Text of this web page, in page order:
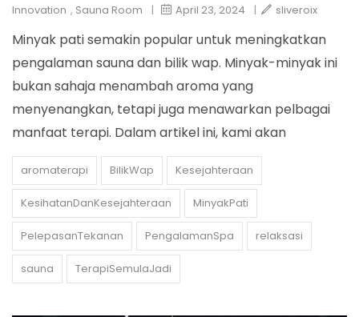
Innovation , Sauna Room | April 23, 2024 | sliveroix
Minyak pati semakin popular untuk meningkatkan
pengalaman sauna dan bilik wap. Minyak-minyak ini
bukan sahaja menambah aroma yang
menyenangkan, tetapi juga menawarkan pelbagai
manfaat terapi. Dalam artikel ini, kami akan
aromaterapi BilikWap Kesejahteraan
KesihatanDanKesejahteraan MinyakPati
PelepasanTekanan PengalamanSpa relaksasi
sauna TerapiSemulaJadi